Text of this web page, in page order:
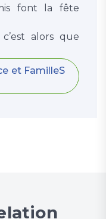
font la fête
alors que
et FamilleS